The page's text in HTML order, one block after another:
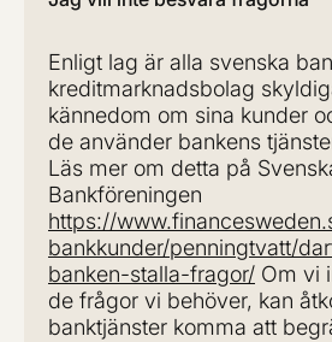
Enligt lag är alla svenska
kreditmarknadsbolag
kännedom om sina kunder
de använder bankens
Läs mer om detta på
Bankföreningen
https://
bankkunder/penningtvatt/
banken-stalla-fragor/ Om vi
de frågor vi behöver, kan
banktjänster komma att